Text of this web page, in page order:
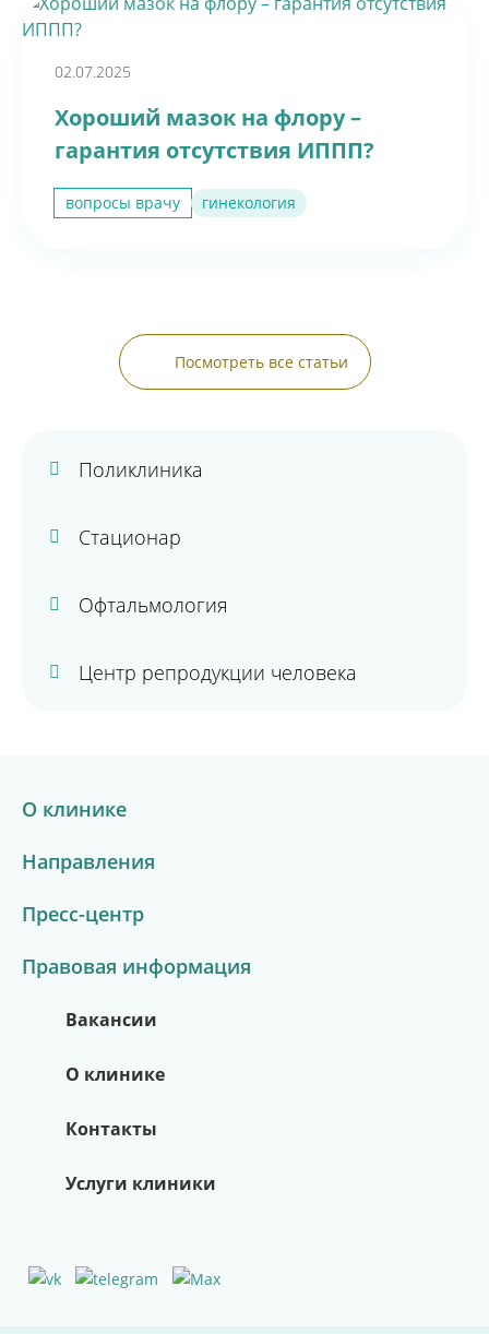
02.07.2025
Хороший мазок на флору –
гарантия отсутствия ИППП?
вопросы врачу гинекология
Посмотреть все статьи
Поликлиника
Стационар
Офтальмология
Центр репродукции человека
О клинике
Направления
Пресс-центр
Правовая информация
Вакансии
О клинике
Контакты
Услуги клиники